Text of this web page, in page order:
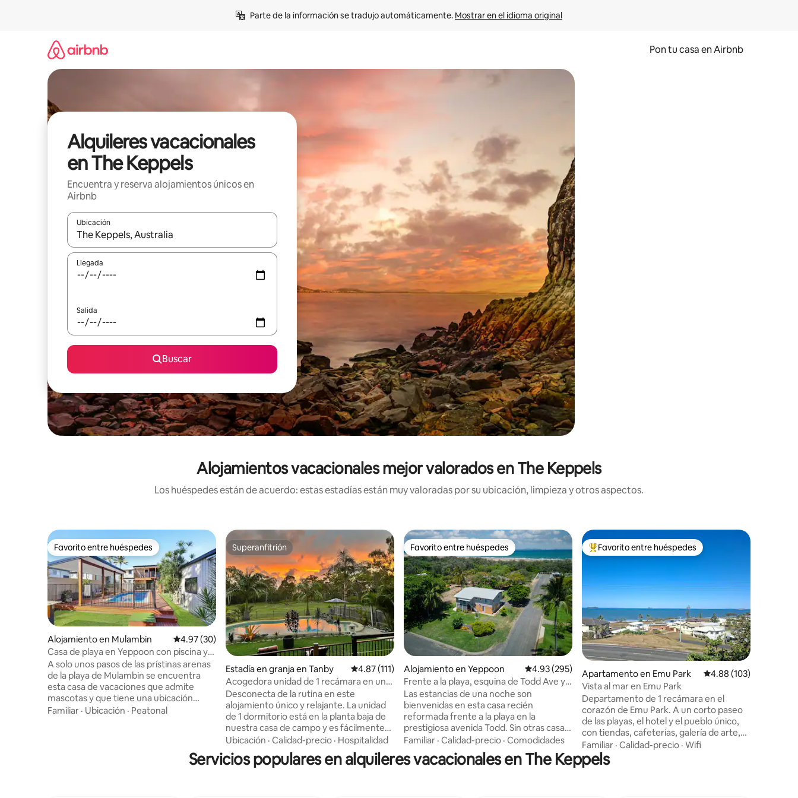
Parte de la información se tradujo automáticamente. Mostrar en el idioma original
Pon tu casa en Airbnb
Alquileres vacacionales
en The Keppels
Encuentra y reserva alojamientos únicos en
Airbnb
Ubicación
Cuando los resultados estén disponibles, navega con las teclas de flecha hacia arriba y hacia abajo o explora con el tacto o desliza el dedo.
Llegada
Salida
Buscar
Alojamientos vacacionales mejor valorados en The Keppels
Los huéspedes están de acuerdo: estas estadías están muy valoradas por su ubicación, limpieza y otros aspectos.
Favorito entre huéspedes
Favorito entre huéspedes
Alojamiento en Mulambin Calificación promedio: 4.97 de 5, 30 reseñas
4.97 (30)
Casa de playa en Yeppoon con piscina y
mascotas
A solo unos pasos de las prístinas arenas
de la playa de Mulambin se encuentra
esta casa de vacaciones que admite
mascotas y que tiene una ubicación
simplemente inmejorable. Acceso lateral
trasera es perfecta para recibir invitados!
Familiar · Ubicación · Peatonal
Superanfitrión
Superanfitrión
Estadía en granja en Tanby Calificación promedio: 4.87 de 5, 111 reseñas
4.87 (111)
Acogedora unidad de 1 recámara en una
tranquila propiedad cerca de Yeppoon
Desconecta de la rutina en este
alojamiento único y relajante. La unidad
de 1 dormitorio está en la planta baja de
nuestra casa de campo y es fácilmente
accesible desde las carreteras principales
con aparcamiento cubierto. Situado en
una propiedad rural a solo 5-8 minutos de
Ubicación · Calidad-precio · Hospitalidad
Favorito entre huéspedes
Favorito entre huéspedes
Alojamiento en Yeppoon Calificación promedio: 4.93 de 5, 295 reseñas
4.93 (295)
Frente a la playa, esquina de Todd Ave y
Kean St.
Las estancias de una noche son
bienvenidas en esta casa recién
reformada frente a la playa en la
prestigiosa avenida Todd. Sin otras casas
entre tú y el mar, está a 3 minutos a pie
de la playa abierta de Farnborough.
Situada al final de una calle sin salida, la
Familiar · Calidad-precio · Comodidades
Favorito entre huéspedes preferido
Favorito entre huéspedes
Apartamento en Emu Park Calificación promedio:
4.88 (103)
Vista al mar en Emu Park
Departamento de 1 recámara en el
corazón de Emu Park. A un corto paseo
de las playas, el hotel y el pueblo único,
con tiendas, cafeterías, galería de arte,
museo y monumento RSL Relájate en tu
gran terraza grande con vistas al océano
o cruza la calle para nadar en la playa
Familiar · Calidad-precio · Wifi
Servicios populares en alquileres vacacionales en The Keppels